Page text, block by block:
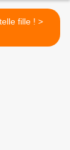
Telle mère, telle fille ! >